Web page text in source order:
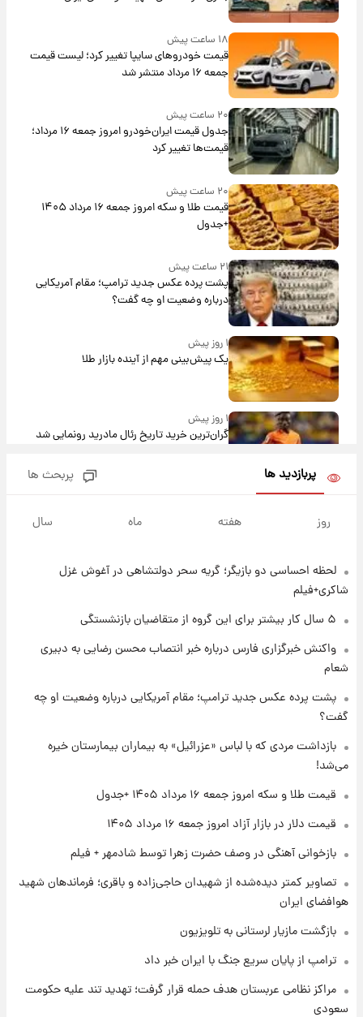
۱۸ ساعت پیش
قیمت خودروهای سایپا تغییر کرد؛ لیست قیمت
جمعه ۱۶ مرداد منتشر شد
۲۰ ساعت پیش
جدول قیمت ایران‌خودرو امروز جمعه ۱۶ مرداد؛
قیمت‌ها تغییر کرد
۲۰ ساعت پیش
قیمت طلا و سکه امروز جمعه ۱۶ مرداد ۱۴۰۵
+جدول
۲۱ ساعت پیش
پشت پرده عکس جدید ترامپ؛ مقام آمریکایی
درباره وضعیت او چه گفت؟
۱ روز پیش
یک پیش‌بینی مهم از آینده بازار طلا
۱ روز پیش
گران‌ترین خرید تاریخ رئال مادرید رونمایی شد
روزها پربارش‌تر خواهند بود؟
۱ روز پیش
۱ روز پیش
تغییر تند قیمت محصولات ایران‌خودرو و سایپا
امروز پنجشنبه ۱۵ مرداد ۱۴۰۵ +جدول
۱ روز پیش
قیمت طلا و سکه امروز پنجشنبه ۱۵ مرداد ۱۴۰۵
شارژ جدید کالابرگ برای سه دهک؛ جزئیات اعلام
پربازدید ها پربحث ها
روز هفته ماه سال
لحظه احساسی دو بازیگر؛ گریه سحر دولتشاهی در آغوش غزل
شاکری+فیلم
۵ سال کار بیشتر برای این گروه از متقاضیان بازنشستگی
واکنش خبرگزاری فارس درباره خبر انتصاب محسن رضایی به دبیری
شعام
پشت پرده عکس جدید ترامپ؛ مقام آمریکایی درباره وضعیت او چه
گفت؟
بازداشت مردی که با لباس «عزرائیل» به بیماران بیمارستان خیره
می‌شد!
قیمت طلا و سکه امروز جمعه ۱۶ مرداد ۱۴۰۵ +جدول
قیمت دلار در بازار آزاد امروز جمعه ۱۶ مرداد ۱۴۰۵
بازخوانی آهنگی در وصف حضرت زهرا توسط شادمهر + فیلم
تصاویر کمتر دیده‌شده از شهیدان حاجی‌زاده و باقری؛ فرماندهان شهید
هوافضای ایران
بازگشت مازیار لرستانی به تلویزیون
ترامپ از پایان سریع جنگ با ایران خبر داد
مراکز نظامی عربستان هدف حمله قرار گرفت؛ تهدید تند علیه حکومت
سعودی